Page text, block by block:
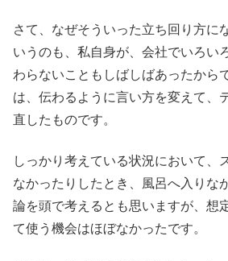
さて、なぜそういった立ち回り方に
いうのも、私自身が、会社でいろい
わらないこともしばしばあったから
は、伝わるように言い方を変えて、
直したものです。
しっかり考えている状況において、
なかったりしたとき、風呂へ入りな
論を頭で考えるとも思いますが、想
て使う機会はほぼなかったです。